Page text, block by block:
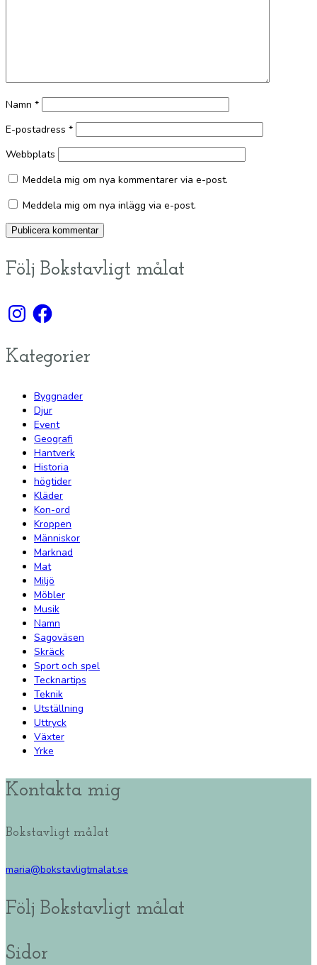
Namn *
E-postadress *
Webbplats
Meddela mig om nya kommentarer via e-post.
Meddela mig om nya inlägg via e-post.
Följ Bokstavligt målat
InstagramFacebook
Kategorier
Byggnader
Djur
Event
Geografi
Hantverk
Historia
högtider
Kläder
Kon-ord
Kroppen
Människor
Marknad
Mat
Miljö
Möbler
Musik
Namn
Sagoväsen
Skräck
Sport och spel
Tecknartips
Teknik
Utställning
Uttryck
Växter
Yrke
Kontakta mig
Bokstavligt målat
maria@bokstavligtmalat.se
Följ Bokstavligt målat
Sidor